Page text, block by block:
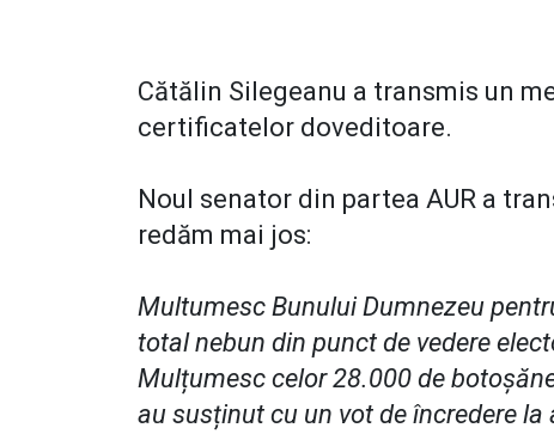
Cătălin Silegeanu a transmis un
certificatelor doveditoare.
Noul senator din partea AUR a
redăm mai jos:
Multumesc Bunului Dumnezeu
total nebun din punct de vedere
Mulțumesc celor 28.000 de
au susținut cu un vot de încredere